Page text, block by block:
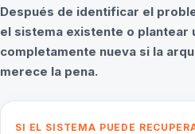
Después de identificar el
el sistema existente o plantear
completamente nueva si la
merece la pena.
SI EL SISTEMA PUEDE